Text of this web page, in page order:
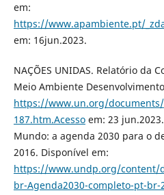
em:
https://www.apambiente.pt/
em: 16jun.2023.
NAÇÕES UNIDAS. Relatório da
Meio Ambiente
https://www.un.org/
187.htm.Acessoem: 23
Mundo: a agenda 2030 para o
2016. Disponível em:
https://www.undp.org/content/
br-Agenda2030-completo-pt-br-